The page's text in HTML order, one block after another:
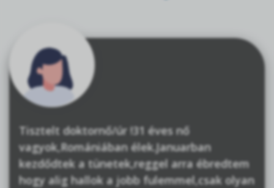
Tisztelt doktornő/úr !31 éves nő
vagyok,Romániában élek.Januarban
kezdődtek a tünetek,reggel arra ébredtem
hogy alig hallok a jobb fulemmel,csak olyan